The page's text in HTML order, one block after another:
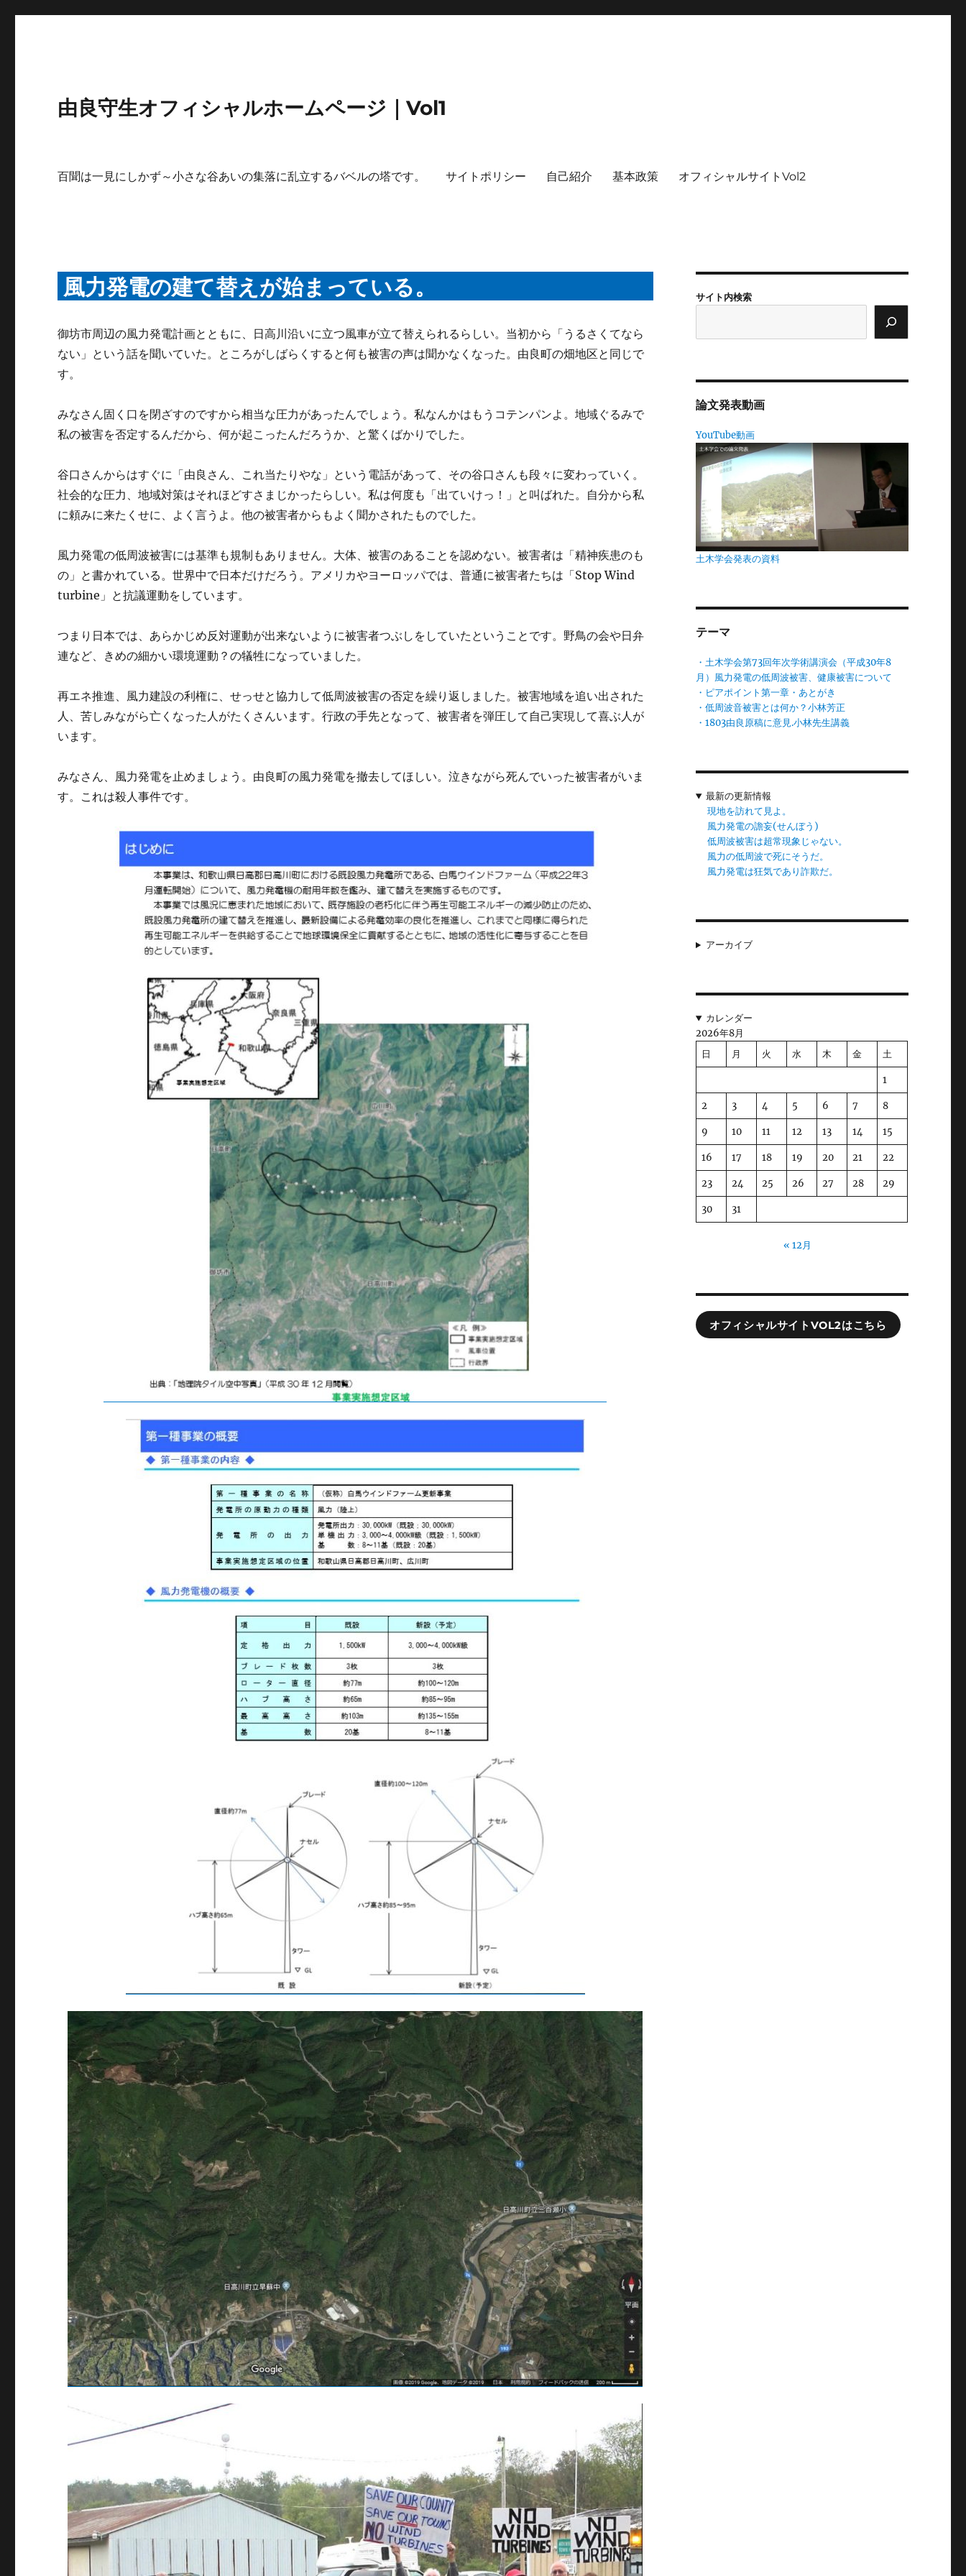
由良守生オフィシャルホームページ｜Vol1
百聞は一見にしかず～小さな谷あいの集落に乱立するバベルの塔です。 サイトポリシー 自己紹介 基本政策 オフィシャルサイトVol2
風力発電の建て替えが始まっている。
御坊市周辺の風力発電計画とともに、日高川沿いに立つ風車が立て替えられるらしい。当初から「うるさくてなら
ない」という話を聞いていた。ところがしばらくすると何も被害の声は聞かなくなった。由良町の畑地区と同じで
す。
みなさん固く口を閉ざすのですから相当な圧力があったんでしょう。私なんかはもうコテンパンよ。地域ぐるみで
私の被害を否定するんだから、何が起こったんだろうか、と驚くばかりでした。
谷口さんからはすぐに「由良さん、これ当たりやな」という電話があって、その谷口さんも段々に変わっていく。
社会的な圧力、地域対策はそれほどすさまじかったらしい。私は何度も「出ていけっ！」と叫ばれた。自分から私
に頼みに来たくせに、よく言うよ。他の被害者からもよく聞かされたものでした。
風力発電の低周波被害には基準も規制もありません。大体、被害のあることを認めない。被害者は「精神疾患のも
の」と書かれている。世界中で日本だけだろう。アメリカやヨーロッパでは、普通に被害者たちは「Stop Wind
turbine」と抗議運動をしています。
つまり日本では、あらかじめ反対運動が出来ないように被害者つぶしをしていたということです。野鳥の会や日弁
連など、きめの細かい環境運動？の犠牲になっていました。
再エネ推進、風力建設の利権に、せっせと協力して低周波被害の否定を繰り返しました。被害地域を追い出された
人、苦しみながら亡くなった人がたくさんいます。行政の手先となって、被害者を弾圧して自己実現して喜ぶ人が
います。
みなさん、風力発電を止めましょう。由良町の風力発電を撤去してほしい。泣きながら死んでいった被害者がいま
す。これは殺人事件です。
サイト内検索
論文発表動画
YouTube動画
土木学会発表の資料
テーマ
・土木学会第73回年次学術講演会（平成30年8
月）風力発電の低周波被害、健康被害について
・ピアポイント第一章・あとがき
・低周波音被害とは何か？小林芳正
・1803由良原稿に意見.小林先生講義
最新の更新情報
現地を訪れて見よ。
風力発電の譫妄(せんぼう)
低周波被害は超常現象じゃない。
風力の低周波で死にそうだ。
風力発電は狂気であり詐欺だ。
アーカイブ
カレンダー
2026年8月
日
月 火 水 木 金 土
1
2 3 4 5 6 7 8
9 10 11 12 13 14 15
16 17 18 19 20 21 22
23 24 25 26 27 28 29
30 31
« 12月
オフィシャルサイトVOL2はこちら